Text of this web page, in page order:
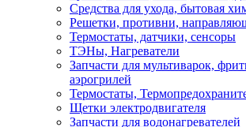
Средства для ухода, бытовая
Решетки, противни,
Термостаты, датчики, сенсоры
ТЭНы, Нагреватели
Запчасти для мультиварок,
аэрогрилей
Термостаты,
Щетки электродвигателя
Запчасти для водонагревателей